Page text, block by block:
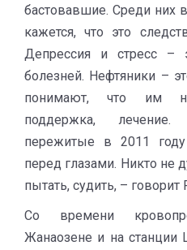
бастовавшие. Среди них
кажется, что это
Депрессия и стресс –
болезней. Нефтяники –
понимают, что им
поддержка, лечение.
пережитые в 2011
перед глазами. Никто не
пытать, судить, – говорит
Со времени
Жанаозене и на станции